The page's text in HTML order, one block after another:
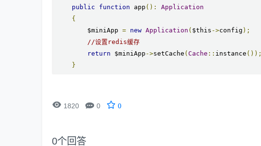
public
function app ():
Application
{
        $miniApp
= new Application ( $this ->config );
//设置redis缓存
return $miniApp ->setCache ( Cache :: instance ());
}
 1820  0 0
0个回答